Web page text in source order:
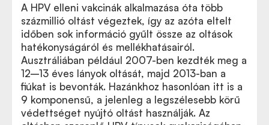
A HPV elleni vakcinák alkalmazása óta több
százmillió oltást végeztek, így az azóta eltelt
időben sok információ gyűlt össze az oltások
hatékonyságáról és mellékhatásairól.
Ausztráliában például 2007-ben kezdték meg a
12–13 éves lányok oltását, majd 2013-ban a
fiúkat is bevonták. Hazánkhoz hasonlóan itt is a
9 komponensű, a jelenleg a legszélesebb körű
védettséget nyújtó oltást használják. Az